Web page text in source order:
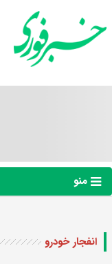
منو
انفجار خودرو